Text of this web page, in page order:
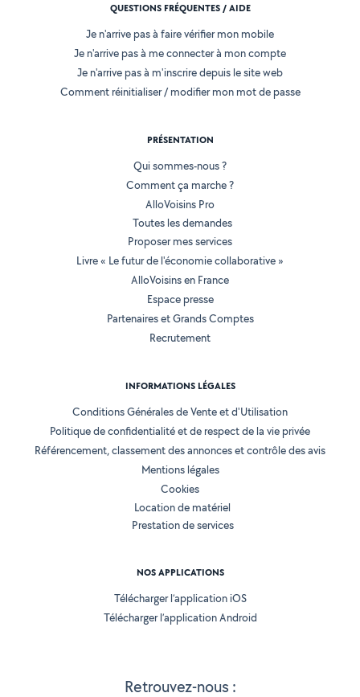
Retrouvez-nous :
QUESTIONS FRÉQUENTES / AIDE
Je n'arrive pas à faire vérifier mon mobile
Je n'arrive pas à me connecter à mon compte
Je n'arrive pas à m'inscrire depuis le site web
Comment réinitialiser / modifier mon mot de passe
PRÉSENTATION
Qui sommes-nous ?
Comment ça marche ?
AlloVoisins Pro
Toutes les demandes
Proposer mes services
Livre « Le futur de l'économie collaborative »
AlloVoisins en France
Espace presse
Partenaires et Grands Comptes
Recrutement
INFORMATIONS LÉGALES
Conditions Générales de Vente et d'Utilisation
Politique de confidentialité et de respect de la vie privée
Référencement, classement des annonces et contrôle des avis
Mentions légales
Cookies
Location de matériel
Prestation de services
NOS APPLICATIONS
Télécharger l’application iOS
Télécharger l’application Android